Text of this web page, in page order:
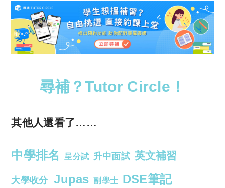
尋補？Tutor Circle！
其他人還看了……
中學排名 呈分試 升中面試 英文補習
大學收分 Jupas 副學士 DSE筆記